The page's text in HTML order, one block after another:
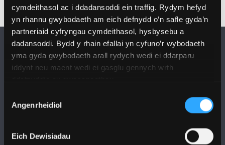
cymdeithasol ac i ddadansoddi ein traffig. Rydym hefyd
yn rhannu gwybodaeth am eich defnydd o’n safle gyda’n
partneriaid cyfryngau cymdeithasol, hysbysebu a
dadansoddi. Bydd y rhain efallai yn cyfuno’r wybodaeth
yma gyda gwybodaeth arall rydych wedi ei ddarparu
iddynt neu maent wedi ei gasglu gennych wrth
Caniatâd
Angenrheidiol
Eich Dewisiadau